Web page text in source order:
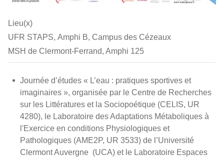
Lieu(x)
UFR STAPS, Amphi B, Campus des Cézeaux
MSH de Clermont-Ferrand, Amphi 125
Journée d’études « L’eau : pratiques sportives et
imaginaires », organisée par le Centre de Recherches
sur les Littératures et la Sociopoétique (CELIS, UR
4280), le Laboratoire des Adaptations Métaboliques à
l'Exercice en conditions Physiologiques et
Pathologiques (AME2P, UR 3533) de l’Université
Clermont Auvergne (UCA) et le Laboratoire Espaces